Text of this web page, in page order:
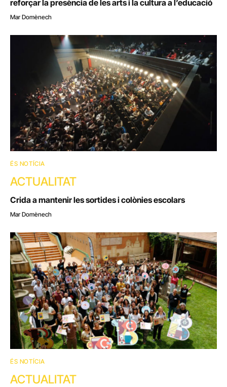
reforçar la presència de les arts i la cultura a l’educació
Mar Domènech
ÉS NOTÍCIA
ACTUALITAT
Crida a mantenir les sortides i colònies escolars
Mar Domènech
ÉS NOTÍCIA
ACTUALITAT